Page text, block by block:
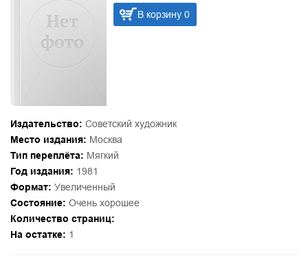
В корзину 0
Издательство: Советский художник
Место издания: Москва
Тип переплёта: Мягкий
Год издания: 1981
Формат: Увеличенный
Состояние: Очень хорошее
Количество страниц:
На остатке: 1